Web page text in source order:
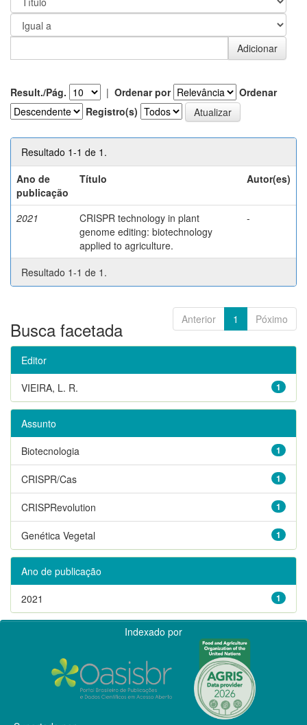
Result./Pág. | Ordenar por
Ordenar
Registro(s)
Resultado 1-1 de 1.
Ano de
publicação
Título Autor(es)
2021
CRISPR technology in plant
genome editing: biotechnology
applied to agriculture.
-
Resultado 1-1 de 1.
Anterior 1 Póximo
Busca facetada
Editor
1
VIEIRA, L. R.
Assunto
1
Biotecnologia
1
CRISPR/Cas
1
CRISPRevolution
1
Genética Vegetal
Ano de publicação
1
2021
Indexado por